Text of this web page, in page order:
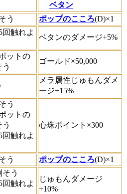
ベタン
う ポップのこころ(D)×1
回触れよ
ベタンのダメージ+5%
ットの
ゴールド×50,000
メラ属性じゅもんダメ
ージ+15%
う
ットの
回触れよ
心珠ポイント×300
う ポップのこころ(D)×1
う
回触れよ
じゅもんダメージ
+10%